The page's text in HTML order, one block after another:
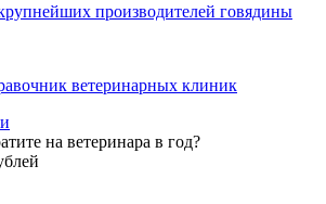
производителей говядины
ветеринарных клиник
на ветеринара в год?